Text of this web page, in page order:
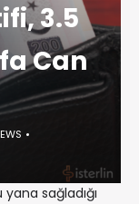
3.5
Can
sağladığı